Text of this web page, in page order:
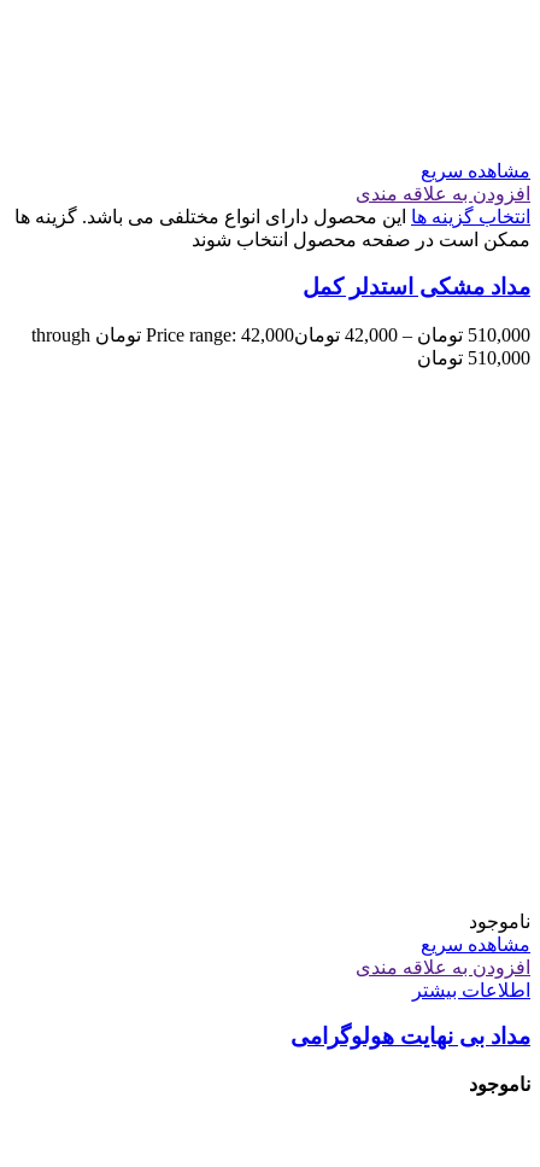
مشاهده سریع
افزودن به علاقه مندی
انتخاب گزینه ها این محصول دارای انواع مختلفی می باشد. گزینه ها
ممکن است در صفحه محصول انتخاب شوند
مداد مشکی استدلر کمل
510,000 تومان –
42,000 تومان
Price range: 42,000 تومان through
510,000 تومان
ناموجود
مشاهده سریع
افزودن به علاقه مندی
اطلاعات بیشتر
مداد بی نهایت هولوگرامی
ناموجود